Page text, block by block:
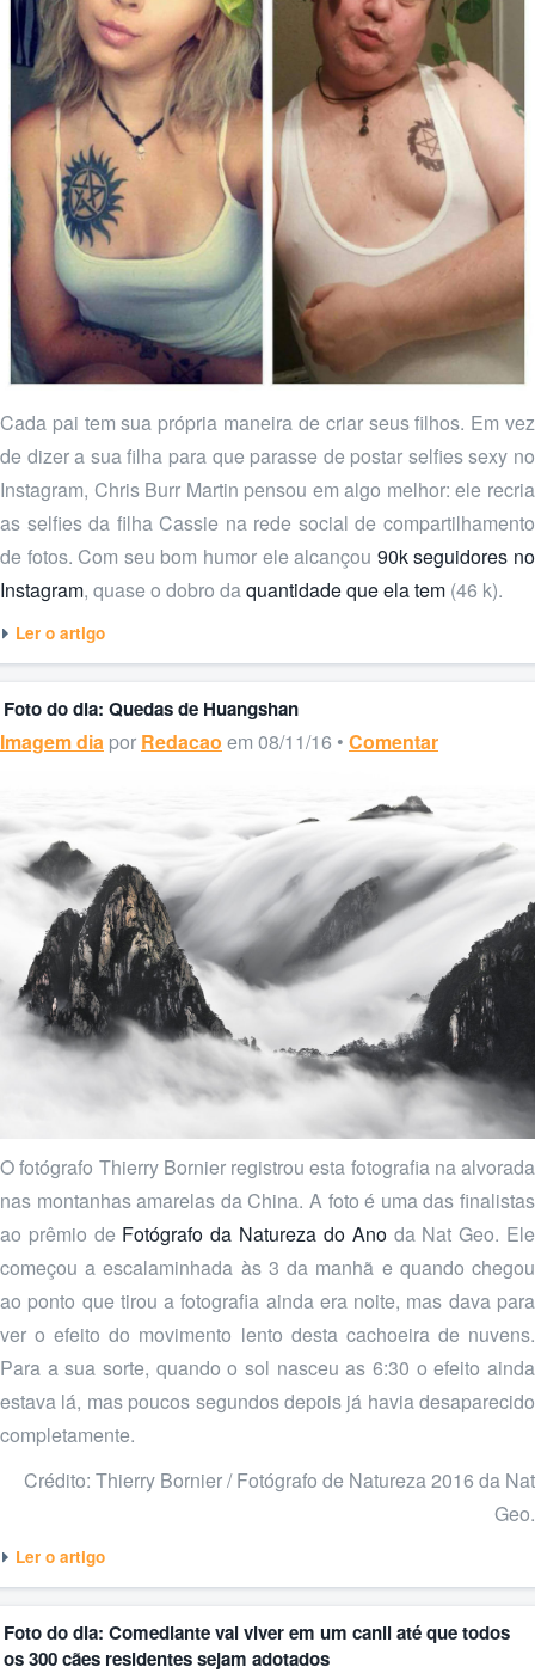
Cada pai tem sua própria maneira de criar seus filhos. Em vez
de dizer a sua filha para que parasse de postar selfies sexy no
Instagram, Chris Burr Martin pensou em algo melhor: ele recria
as selfies da filha Cassie na rede social de compartilhamento
de fotos. Com seu bom humor ele alcançou 90k seguidores no
Instagram, quase o dobro daquantidade que ela tem (46 k).
Ler o artigo
Foto do dia: Quedas de Huangshan
Imagem dia por Redacao em 08/11/16 • Comentar
O fotógrafo Thierry Bornier registrou esta fotografia na alvorada
nas montanhas amarelas da China. A foto é uma das finalistas
ao prêmio de Fotógrafo da Natureza do Anoda Nat Geo. Ele
começou a escalaminhada às 3 da manhã e quando chegou
ao ponto que tirou a fotografia ainda era noite, mas dava para
ver o efeito do movimento lento desta cachoeira de nuvens.
Para a sua sorte, quando o sol nasceu as 6:30 o efeito ainda
estava lá, mas poucos segundos depois já havia desaparecido
completamente.
Crédito: Thierry Bornier / Fotógrafo de Natureza 2016 da Nat
Geo.
Ler o artigo
Foto do dia: Comediante vai viver em um canil até que todos
os 300 cães residentes sejam adotados